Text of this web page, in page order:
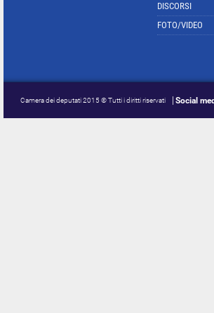
DISCORSI
FOTO/VIDEO
Camera dei deputati 2015 © Tutti i diritti riservati Social